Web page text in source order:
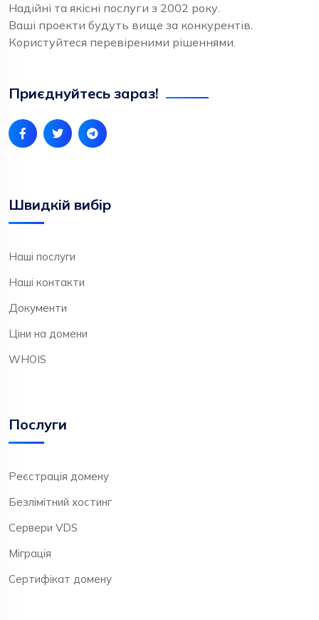
Надійні та якісні послуги з 2002 року.
Ваші проекти будуть вище за конкурентів.
Користуйтеся перевіреними рішеннями.
Приєднуйтесь зараз!
Швидкій вибір
Наші послуги
Наші контакти
Документи
Ціни на домени
WHOIS
Послуги
Реєстрація домену
Безлімітний хостинг
Сервери VDS
Міграція
Сертифікат домену